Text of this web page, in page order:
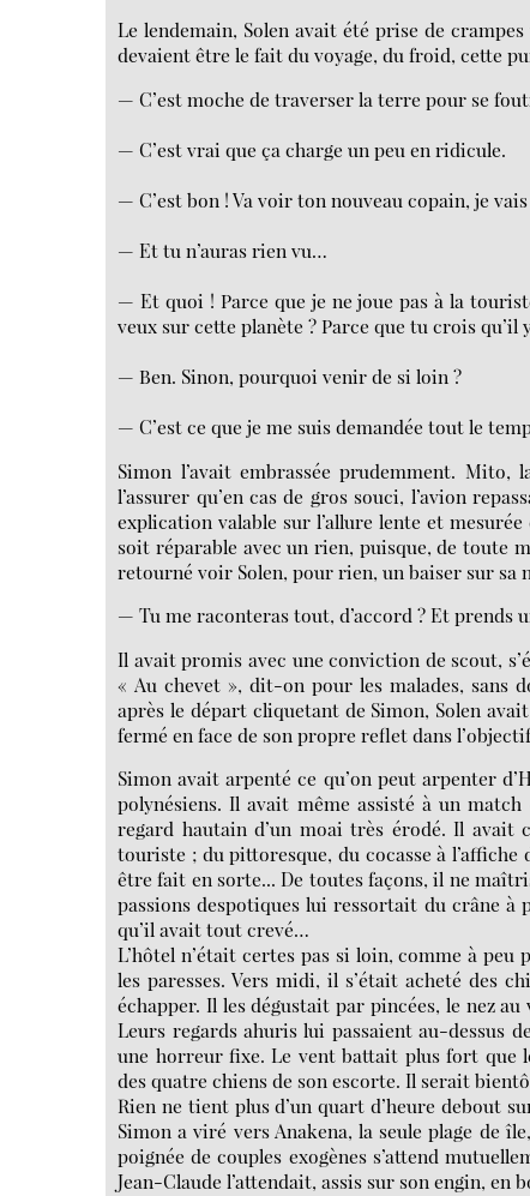
Le lendemain, Solen avait été prise de
devaient être le fait du voyage, du froid, cette
— C’est moche de traverser la terre pour se
— C’est vrai que ça charge un peu en ridicule.
— C’est bon ! Va voir ton nouveau copain, je
— Et tu n’auras rien vu…
— Et quoi ! Parce que je ne joue pas à la
veux sur cette planète ? Parce que tu crois
— Ben. Sinon, pourquoi venir de si loin ?
— C’est ce que je me suis demandée tout le
Simon l’avait embrassée prudemment.
l’assurer qu’en cas de gros souci, l’avion
explication valable sur l’allure lente et
soit réparable avec un rien, puisque, de toute
retourné voir Solen, pour rien, un baiser sur sa
— Tu me raconteras tout, d’accord ? Et
Il avait promis avec une conviction de scout,
« Au chevet », dit-on pour les malades, sans
après le départ cliquetant de Simon, Solen
fermé en face de son propre reflet dans
Simon avait arpenté ce qu’on peut arpenter
polynésiens. Il avait même assisté à un
regard hautain d’un moai très érodé. Il
touriste ; du pittoresque, du cocasse à
être fait en sorte... De toutes façons, il ne
passions despotiques lui ressortait du crâne à
qu’il avait tout crevé…
L’hôtel n’était certes pas si loin, comme à
les paresses. Vers midi, il s’était acheté des
échapper. Il les dégustait par pincées, le nez
Leurs regards ahuris lui passaient au-dessus
une horreur fixe. Le vent battait plus fort que
des quatre chiens de son escorte. Il serait
Rien ne tient plus d’un quart d’heure debout
Simon a viré vers Anakena, la seule plage de
poignée de couples exogènes s’attend
Jean-Claude l’attendait, assis sur son engin, en